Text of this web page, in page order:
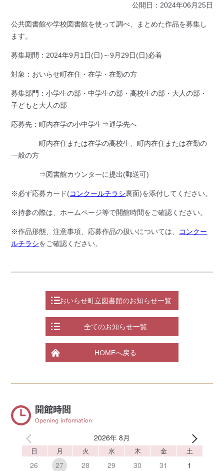
公開日：2024年06月25日
公共図書館や学校図書館を使って調べ、まとめた作品を募集し
ます。
募集期間：2024年9月1日(日)～9月29日(日)必着
対象：おいらせ町在住・在学・在勤の方
募集部門：小学生の部・中学生の部・高校生の部・大人の部・
子どもと大人の部
応募先：町内在学の小中学生⇒通学先へ
町内在住または在学の高校生、町内在住または在勤の
一般の方
⇒図書館カウンターに提出(郵送可)
※必ず応募カード(コンクールチラシ裏面)を添付してください。
※持参の際は、ホームページ等で開館時間をご確認ください。
※作品形態、注意事項、応募作品の扱いについては、 コンクー
ルチラシをご確認ください。
おいらせ町立図書館のお知らせ一覧
全てのお知らせ一覧
HOMEへ戻る
開館時間
Opening information
2026年 8月
日 月 火 水 木 金 土
26 27 28 29 30 31
1